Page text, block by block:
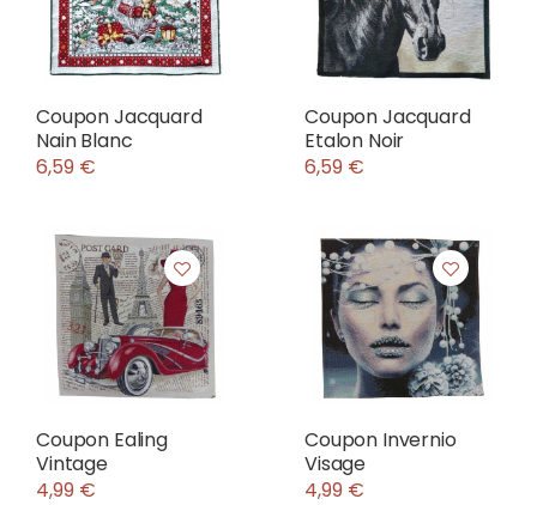
Coupon Jacquard
Nain Blanc
6,59 €
Coupon Jacquard
Etalon Noir
6,59 €
Coupon Ealing
Vintage
4,99 €
Coupon Invernio
Visage
4,99 €